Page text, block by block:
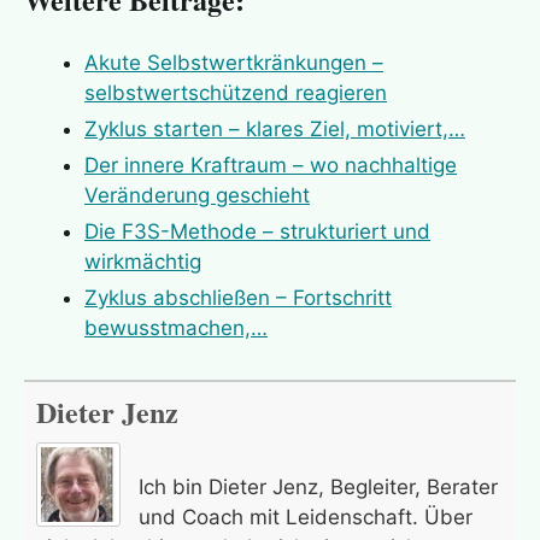
‹ 1 2
Firus, Christian
Ford, Henry
Foucauld, Charles de
Frankl, Viktor
Friedrich der Grosse
Frisch, Max
Fromm, Erich
Galilei, Galileo
Gide, Andre
Goethe, Johann Wolfgang von
Goldman, Emma
sein/werden
Veränderung, (ver)ändern
Vergebung, vergeben, verzeihen
Verletzung (seelisch), verletzt
sein/werden, verletzlich
Vertrauen
Wertschätzung, sich/jemand/etwas
wertschätzen
Ziel, Ziele
Akute Selbstwertkränkungen –
selbstwertschützend reagieren
Zyklus starten – klares Ziel, motiviert,…
Der innere Kraftraum – wo nachhaltige
Veränderung geschieht
Die F3S-Methode – strukturiert und
wirkmächtig
Zyklus abschließen – Fortschritt
bewusstmachen,…
Dieter Jenz
Ich bin Dieter Jenz, Begleiter, Berater
und Coach mit Leidenschaft. Über